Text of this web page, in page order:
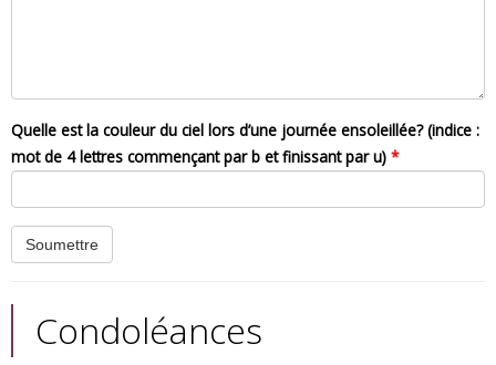
Quelle est la couleur du ciel lors d’une journée ensoleillée? (indice :
mot de 4 lettres commençant par b et finissant par u) *
Condoléances